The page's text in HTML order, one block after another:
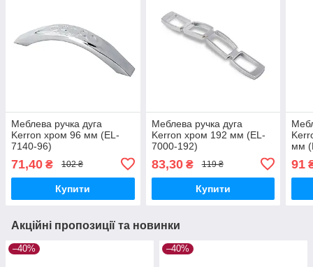
Меблева ручка дуга
Kerron хром 96 мм (EL-
7140-96)
71,40 ₴ 102 ₴
Купити
Меблева ручка дуга
Kerron хром 192 мм (EL-
7000-192)
83,30₴ 119 ₴
Купити
мм
91
Акційні пропозиції та новинки
–40% –40%